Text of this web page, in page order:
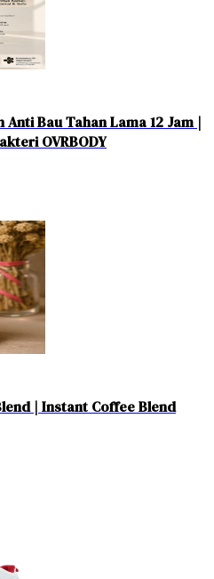
Bau Tahan Lama 12 Jam |
OVRBODY
| Instant Coffee Blend